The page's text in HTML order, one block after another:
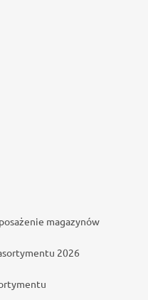
magazynów
2026